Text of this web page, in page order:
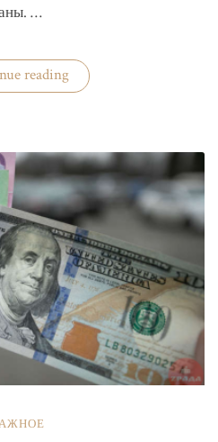
…
reading«Украина
практически
зерновые
культуры»